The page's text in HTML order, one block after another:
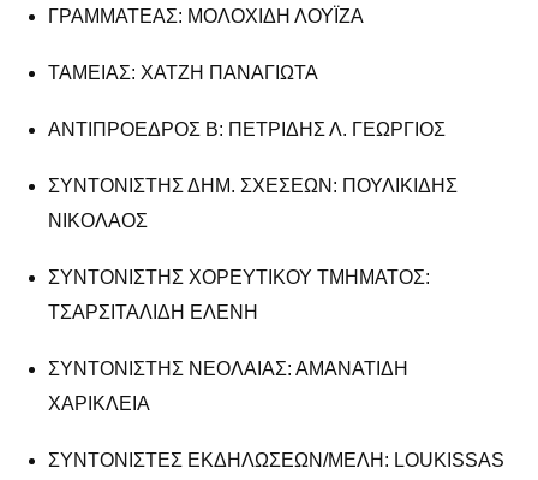
ΓΡΑΜΜΑΤΕΑΣ: ΜΟΛΟΧΙΔΗ ΛΟΥΪΖΑ
ΤΑΜΕΙΑΣ: ΧΑΤΖΗ ΠΑΝΑΓΙΩΤΑ
ΑΝΤΙΠΡΟΕΔΡΟΣ Β: ΠΕΤΡΙΔΗΣ Λ. ΓΕΩΡΓΙΟΣ
ΣΥΝΤΟΝΙΣΤΗΣ ΔΗΜ. ΣΧΕΣΕΩΝ: ΠΟΥΛΙΚΙΔΗΣ
ΝΙΚΟΛΑΟΣ
ΣΥΝΤΟΝΙΣΤΗΣ ΧΟΡΕΥΤΙΚΟΥ ΤΜΗΜΑΤΟΣ:
ΤΣΑΡΣΙΤΑΛΙΔΗ ΕΛΕΝΗ
ΣΥΝΤΟΝΙΣΤΗΣ ΝΕΟΛΑΙΑΣ: ΑΜΑΝΑΤΙΔΗ
ΧΑΡΙΚΛΕΙΑ
ΣΥΝΤΟΝΙΣΤΕΣ ΕΚΔΗΛΩΣΕΩΝ/ΜΕΛΗ: LOUKISSAS